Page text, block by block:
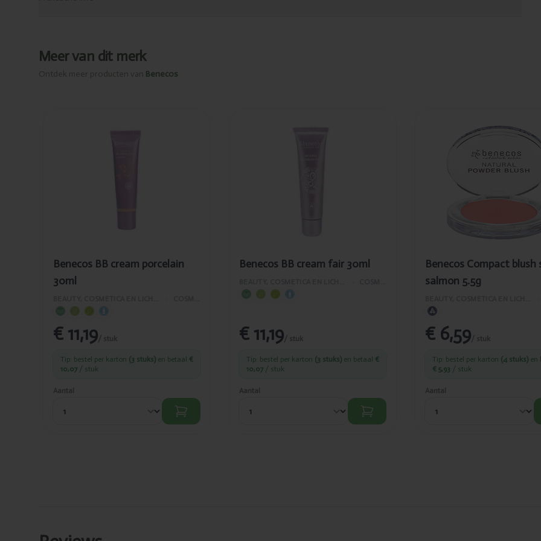
Meer van dit merk
Ontdek meer producten van Benecos
Benecos BB cream porcelain
30ml
€ 11,19/ stuk
Tip: bestel per karton (3 stuks) en betaal €
10,07 / stuk
Aantal
Benecos BB cream fair 30ml
€ 11,19/ stuk
Tip: bestel per karton (3 stuks) en betaal €
10,07 / stuk
Aantal
Benecos
Compact blush
sassy salmon
Benecos Compact blush
salmon 5.5g
€ 6,59/ stuk
Tip: bestel per karton (4 stuks) en
€ 5,93 / stuk
Aantal